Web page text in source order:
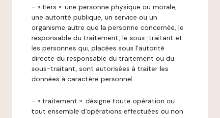
- « tiers »: une personne physique ou morale,
une autorité publique, un service ou un
organisme autre que la personne concernée, le
responsable du traitement, le sous-traitant et
les personnes qui, placées sous l'autorité
directe du responsable du traitement ou du
sous-traitant, sont autorisées à traiter les
données à caractère personnel.
- « traitement »: désigne toute opération ou
tout ensemble d'opérations effectuées ou non